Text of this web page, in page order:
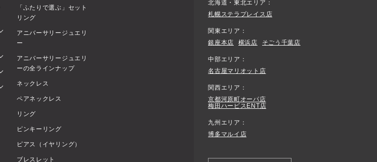
「ふたりで選ぶ」セット
リング
アニバーサリージュエリ
ー
アニバーサリージュエリ
ーの全ラインナップ
ネックレス
ペアネックレス
リング
ピンキーリング
ピアス（イヤリング）
ブレスレット
北海道・東北エリア
札幌ステラプレイス店
関東エリア
銀座本店
横浜店 そごう千葉店
中部エリア
名古屋マリオット店
関西エリア
京都河原町オーパ店
梅田ハービスENT店
九州エリア
博多マルイ店